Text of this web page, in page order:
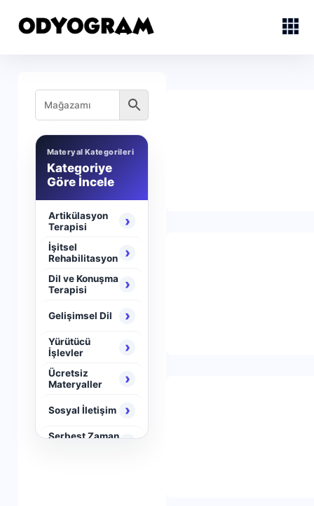
Materyal Kategorileri
Kategoriye
Göre İncele
Artikülasyon
Terapisi
›
İşitsel
Rehabilitasyon
›
Dil ve Konuşma
Terapisi
›
Gelişimsel Dil ›
Yürütücü
İşlevler
›
Ücretsiz
Materyaller
›
Sosyal İletişim ›
Serbest Zaman